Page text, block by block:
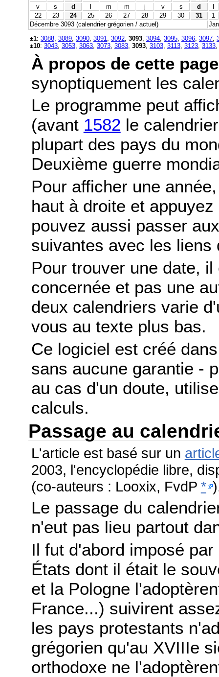
v
s d l m m j v s d
l
22
23 24 25 26 27 28 29 30 31
1
Décembre 3093 (calendrier grégorien / actuel)
±1: 3088 3089 3090 3091 3092 3093 3094 3095 3096 3097
±10: 3043 3053 3063 3073 3083 3093 3103 3113 3123 3133
À propos de cette page
synoptiquement les
Le programme peut
(avant 1582 le
plupart des pays du
Deuxième guerre
Pour afficher une
haut à droite et
pouvez aussi passer
suivantes avec les liens
Pour trouver une date,
concernée et pas une
deux calendriers varie
vous au texte plus bas.
Ce logiciel est créé
sans aucune garantie -
au cas d'un doute,
calculs.
Passage au
L'article est basé sur un
2003, l'encyclopédie libre,
(co-auteurs : Looxix, FvdP *
Le passage du
n'eut pas lieu partout
Il fut d'abord imposé
États dont il était le
et la Pologne
France...) suivirent
les pays protestants
grégorien qu'au XVIIIe
orthodoxe ne